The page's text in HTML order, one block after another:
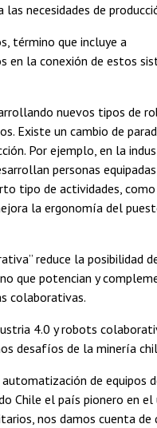
necesidades de
término que incluye a
en la conexión de estos
nuevos tipos de
Existe un cambio de
Por ejemplo, en la
personas
tipo de actividades,
la ergonomía del
reduce la posibilidad
que potencian y
colaborativas.
4.0 y robots
desafíos de la minería
de equipos
Chile el país pionero en
nos damos cuenta